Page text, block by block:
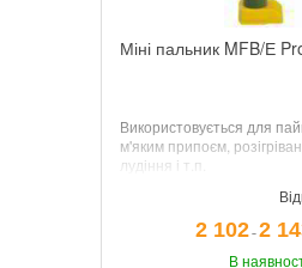
Міні пальник MFB/Е
Використовується для
м'яким припоєм,
лудіння і т.п.
2 102¯2
В